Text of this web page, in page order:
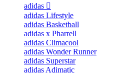
adidas
adidas Lifestyle
adidas Basketball
adidas x Pharrell
adidas Climacool
adidas Wonder Runner
adidas Superstar
adidas Adimatic